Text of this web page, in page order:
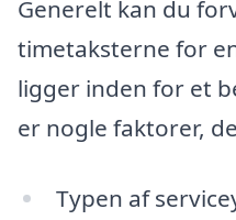
Generelt kan du
timetaksterne for
ligger inden for et
er nogle faktorer,
Typen af